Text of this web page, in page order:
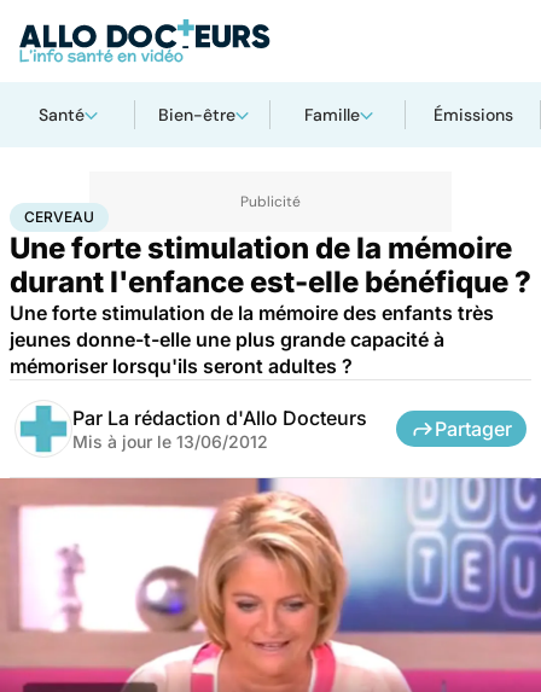
Santé Bien-être Famille Émissions
AccueilFamille
CERVEAU
Une forte stimulation de la mémoire
durant l'enfance est-elle bénéfique ?
Une forte stimulation de la mémoire des enfants très
jeunes donne-t-elle une plus grande capacité à
mémoriser lorsqu'ils seront adultes ?
Par La rédaction d'Allo Docteurs
Mis à jour le 13/06/2012
Partager